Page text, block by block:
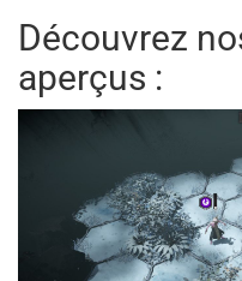
Découvrez
aperçus :